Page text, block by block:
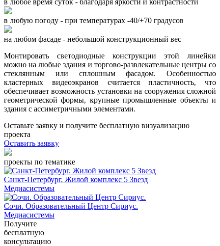
в любую погоду - при температурах -40/+70 градусов
на любом фасаде - небольшой конструкционный вес
Монтировать светодиодные конструкции этой линейки
можно на любые здания и торгово-развлекательные центры со
стеклянным или сплошным фасадом. Особенностью
кластерных видеоэкранов считается пластичность, что
обеспечивает возможность установки на сооружения сложной
геометрической формы, крупные промышленные объекты и
здания с ассиметричными элементами.
Оставьте заявку и получите бесплатную визуализацию
проекта
Оставить заявку
проекты по тематике
Санкт-Петербург. Жилой комплекс 5 Звезд
Медиасистемы
Сочи. Образовательный Центр Сириус.
Медиасистемы
Получите
бесплатную
консультацию